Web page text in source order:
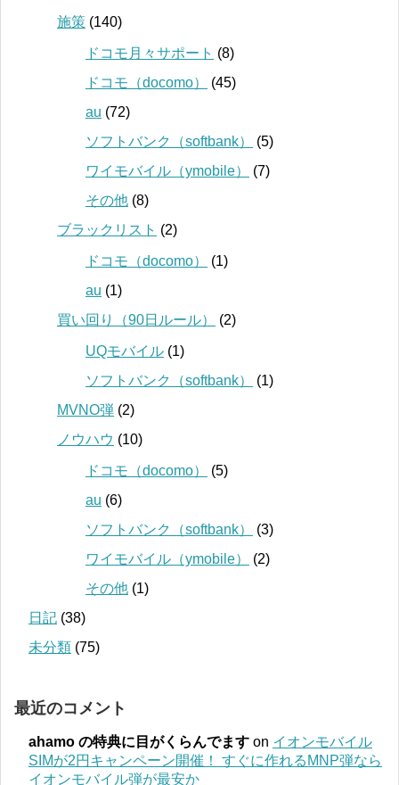
施策 (140)
ドコモ月々サポート (8)
ドコモ（docomo）
(45)
au (72)
ソフトバンク（softbank）
(5)
ワイモバイル（ymobile）
(7)
その他 (8)
ブラックリスト (2)
ドコモ（docomo）
(1)
au (1)
買い回り（90日ルール）
(2)
UQモバイル (1)
ソフトバンク（softbank）
(1)
MVNO弾 (2)
ノウハウ (10)
ドコモ（docomo）
(5)
au (6)
ソフトバンク（softbank）
(3)
ワイモバイル（ymobile）
(2)
その他 (1)
日記 (38)
未分類 (75)
最近のコメント
ahamo の特典に目がくらんでます on イオンモバイル
SIMが2円キャンペーン開催！ すぐに作れるMNP弾なら
イオンモバイル弾が最安か